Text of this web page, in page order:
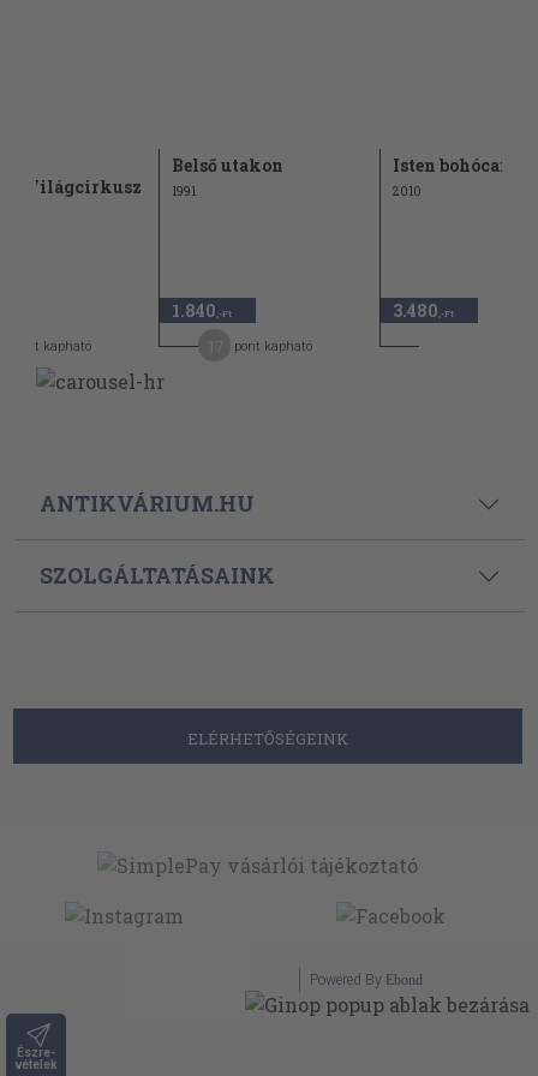
Észre-
vételek
Világcirkusz
pont kapható
Belső utakon
1991
1.840 ,-Ft
pont kapható
Isten bohócai
2010
3.480 ,-Ft
ANTIKVÁRIUM.HU
SZOLGÁLTATÁSAINK
ELÉRHETŐSÉGEINK
Powered By Ebond